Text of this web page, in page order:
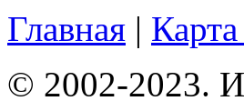
Главная | Карта
© 2002-2023.